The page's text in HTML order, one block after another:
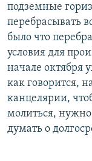
подземные
перебрасывать
было что
условия для
начале октября
как говорится,
канцелярии,
молиться,
думать о